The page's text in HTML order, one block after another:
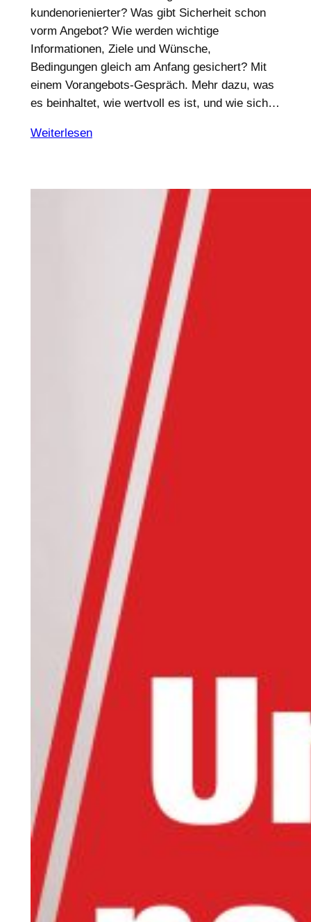
kundenorienierter? Was gibt Sicherheit schon
vorm Angebot? Wie werden wichtige
Informationen, Ziele und Wünsche,
Bedingungen gleich am Anfang gesichert? Mit
einem Vorangebots-Gespräch. Mehr dazu, was
es beinhaltet, wie wertvoll es ist, und wie sich…
Weiterlesen